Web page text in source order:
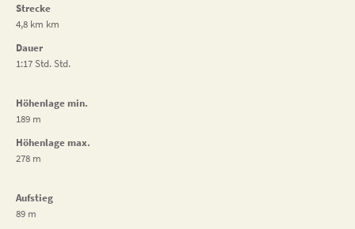
Strecke
4,8 km km
Dauer
1:17 Std. Std.
Höhenlage min.
189 m
Höhenlage max.
278 m
Aufstieg
89 m